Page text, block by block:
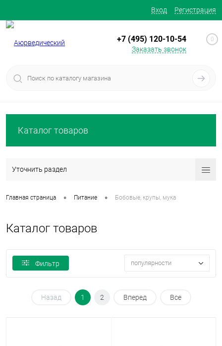
Вход Регистрация
+7 (495) 120-10-54
Заказать звонок
0
Каталог товаров
Уточнить раздел
Главная страница • Питание • Бобовые, крупы, мука
Каталог товаров
Фильтр популярности
Назад 1 2 Вперед Все